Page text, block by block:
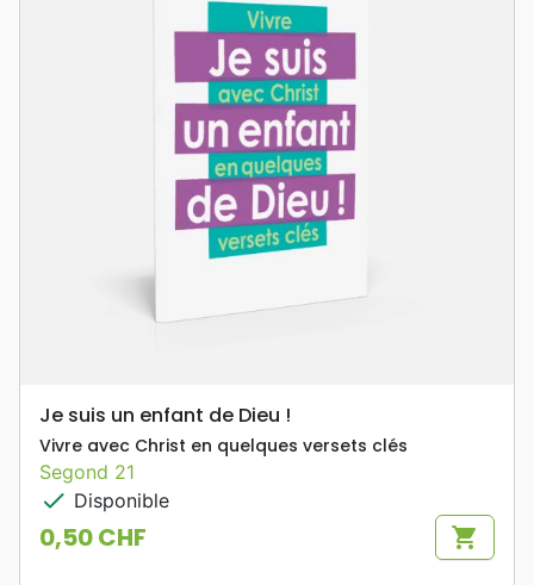
Je suis un enfant de Dieu !
Vivre avec Christ en quelques versets clés
Segond 21
check Disponible
Prix
0,50 CHF shopping_cart